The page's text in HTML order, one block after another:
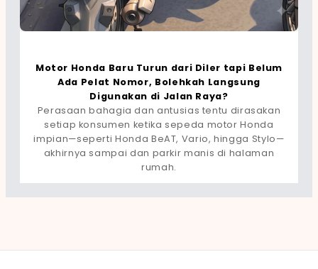
Motor Honda Baru Turun dari Diler tapi Belum
Ada Pelat Nomor, Bolehkah Langsung
Digunakan di Jalan Raya?
Perasaan bahagia dan antusias tentu dirasakan
setiap konsumen ketika sepeda motor Honda
impian—seperti Honda BeAT, Vario, hingga Stylo—
akhirnya sampai dan parkir manis di halaman
rumah.